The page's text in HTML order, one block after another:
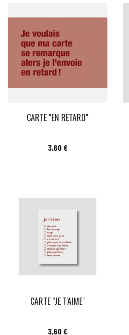
CARTE "EN RETARD"
Prix
3,60 €
CARTE "JE T'AIME"
Prix
3,60 €